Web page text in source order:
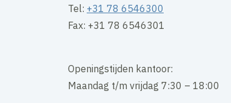
Tel: +31 78 6546300
Fax: +31 78 6546301
Openingstijden kantoor:
Maandag t/m vrijdag 7:30 – 18:00